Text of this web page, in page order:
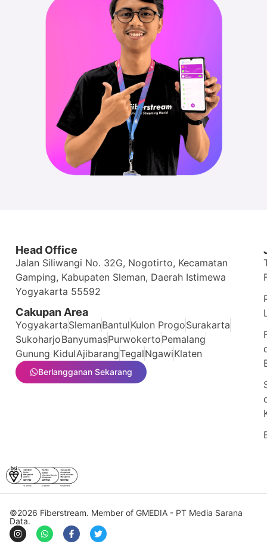
Head Office
Jalan Siliwangi No. 32G, Nogotirto, Kecamatan
Gamping, Kabupaten Sleman, Daerah Istimewa
Yogyakarta 55592
Cakupan Area
YogyakartaSlemanBantulKulon ProgoSurakarta
SukoharjoBanyumasPurwokertoPemalang
Gunung KidulAjibarangTegalNgawiKlaten
Berlangganan Sekarang
©2026 Fiberstream. Member of GMEDIA - PT Media Sarana
Data.